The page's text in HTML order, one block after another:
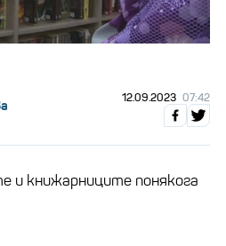
12.09.2023 07:42
и книжарниците понякога